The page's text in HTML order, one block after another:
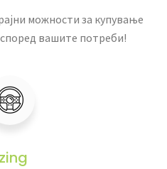
можности за купување
вашите потреби!